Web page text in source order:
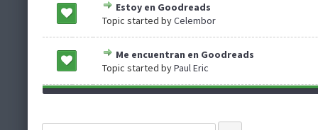
Estoy en Goodreads
Topic started byCelembor
Me encuentran en Goodreads
Topic started byPaul Eric